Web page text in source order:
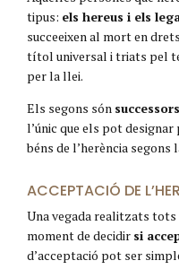
tipus: els hereus i els
succeeixen al mort en
títol universal i triats pel
per la llei.
Els segons són
l’únic que els pot designar
béns de l’herència
ACCEPTACIÓ DE
Una vegada realitzats
moment de decidir si
d’acceptació pot ser